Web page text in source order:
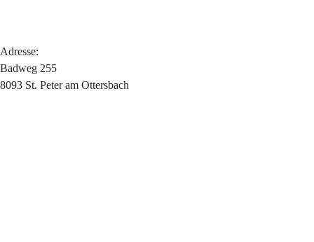
Adresse:
Badweg 255
8093 St. Peter am Ottersbach